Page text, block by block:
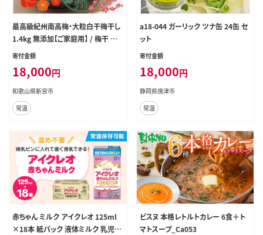
最高級紀州南高梅・大粒白干梅干し
1.4kg 無添加【ご家庭用】 / 梅干 梅
干し 梅 南高梅 大容量 人気 大粒 ご
寄付金額
18,000円
和歌山県新宮市
常温
a18-044 ガーリック ツナ缶 24缶 セ
ット
寄付金額
18,000円
静岡県焼津市
常温
赤ちゃん ミルク アイクレオ 125ml
×18本 紙パック 液体ミルク 乳児用
ビスヌ 本格レトルトカレー 6食＋ト
マトスープ_Ca053